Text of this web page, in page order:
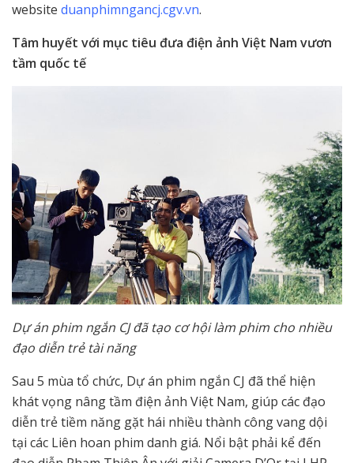
website duanphimngancj.cgv.vn.
Tâm huyết với mục tiêu đưa điện ảnh Việt Nam vươn
tầm quốc tế
Dự án phim ngắn CJ đã tạo cơ hội làm phim cho nhiều
đạo diễn trẻ tài năng
Sau 5 mùa tổ chức, Dự án phim ngắn CJ đã thể hiện
khát vọng nâng tầm điện ảnh Việt Nam, giúp các đạo
diễn trẻ tiềm năng gặt hái nhiều thành công vang dội
tại các Liên hoan phim danh giá. Nổi bật phải kể đến